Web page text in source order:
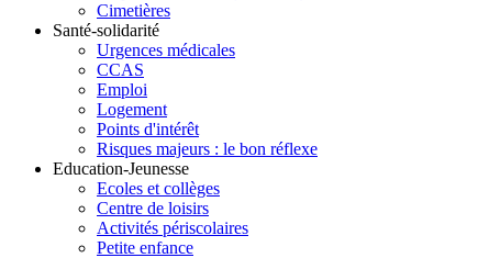
Cimetières
Santé-solidarité
Urgences médicales
CCAS
Emploi
Logement
Points d'intérêt
Risques majeurs : le bon réflexe
Education-Jeunesse
Ecoles et collèges
Centre de loisirs
Activités périscolaires
Petite enfance